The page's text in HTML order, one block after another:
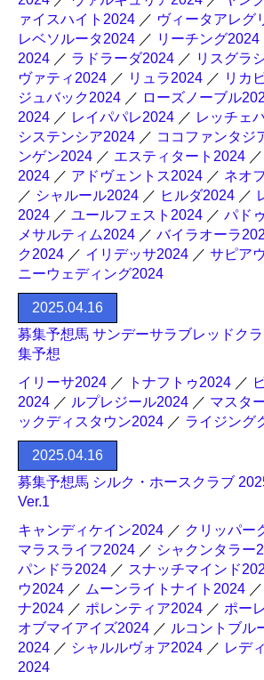
ァイスハイト2024 ／ ヴィータアレグ
レベソルータ2024 ／ リーチング2024
2024 ／ ラドラーダ2024 ／ リスグラ
ヴァティ2024 ／ リュラ2024 ／ リカ
ジュバック2024 ／ ローズノーブル
2024 ／ レイパパレ2024 ／ レッチェ
システンシア2024 ／ ココファンタジ
ンゲン2024 ／ エスティタート2024 ／
2024 ／ アドヴェントス2024 ／ ネオ
／ シャルール2024 ／ ヒルダ2024 ／
2024 ／ ユールフェスト2024 ／ パド
メサルティム2024 ／ バイラオーラ
ク2024 ／ イリデッサ2024 ／ サピア
ニーウェディング2024
2025.04.16
募集予想馬 サンデーサラブレッドク
集予想
イリーサ2024 ／ トナフトゥ2024 ／
2024 ／ ルプレジール2024 ／ マスタ
ックディスタウン2024 ／ ライジング
2025.04.16
募集予想馬 シルク・ホースクラブ
Ver.1
キャンディケイン2024 ／ クリッパー
マラスライフ2024 ／ シャクンタラー
パンドラ2024 ／ スナッチマインド
ウ2024 ／ ムーンライトナイト2024 ／
ナ2024 ／ ポレンティア2024 ／ ポー
オブマイアイズ2024 ／ ルコントブル
2024 ／ シャルルヴォア2024 ／ レデ
2024